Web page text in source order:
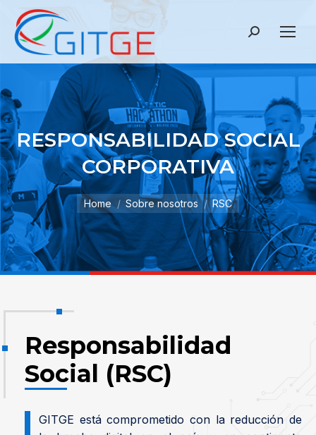
Search:
RESPONSABILIDAD SOCIAL
CORPORATIVA
Home Sobre nosotros RSC
Responsabilidad
Social (RSC)
GITGE está comprometido con la reducción de